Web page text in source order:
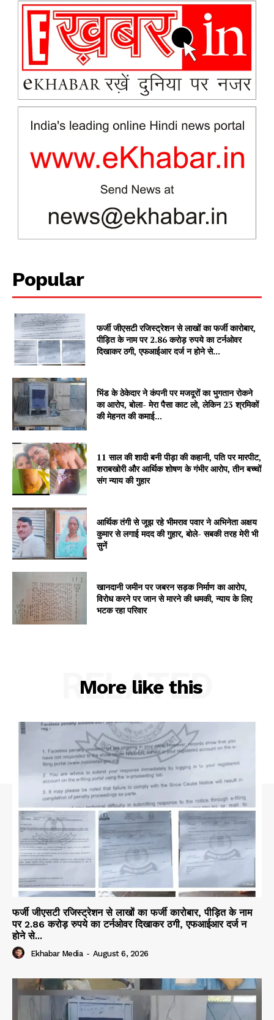
News Week
Company
Contact us
Subscription Plans
My account
Popular
फर्जी जीएसटी रजिस्ट्रेशन से लाखों का फर्जी कारोबार,
पीड़ित के नाम पर 2.86 करोड़ रुपये का टर्नओवर
दिखाकर ठगी, एफआईआर दर्ज न होने से...
भिंड के ठेकेदार ने कंपनी पर मजदूरों का भुगतान रोकने
का आरोप, बोला- मेरा पैसा काट लो, लेकिन 23 श्रमिकों
की मेहनत की कमाई...
11 साल की शादी बनी पीड़ा की कहानी, पति पर मारपीट,
शराबखोरी और आर्थिक शोषण के गंभीर आरोप, तीन बच्चों
संग न्याय की गुहार
आर्थिक तंगी से जूझ रहे भीमराव पवार ने अभिनेता अक्षय
कुमार से लगाई मदद की गुहार, बोले- सबकी तरह मेरी भी
सुनें
खानदानी जमीन पर जबरन सड़क निर्माण का आरोप,
विरोध करने पर जान से मारने की धमकी, न्याय के लिए
भटक रहा परिवार
More like this
RELATED
फर्जी जीएसटी रजिस्ट्रेशन से लाखों का फर्जी कारोबार, पीड़ित के नाम
पर 2.86 करोड़ रुपये का टर्नओवर दिखाकर ठगी, एफआईआर दर्ज न
होने से...
Ekhabar Media - August 6, 2026